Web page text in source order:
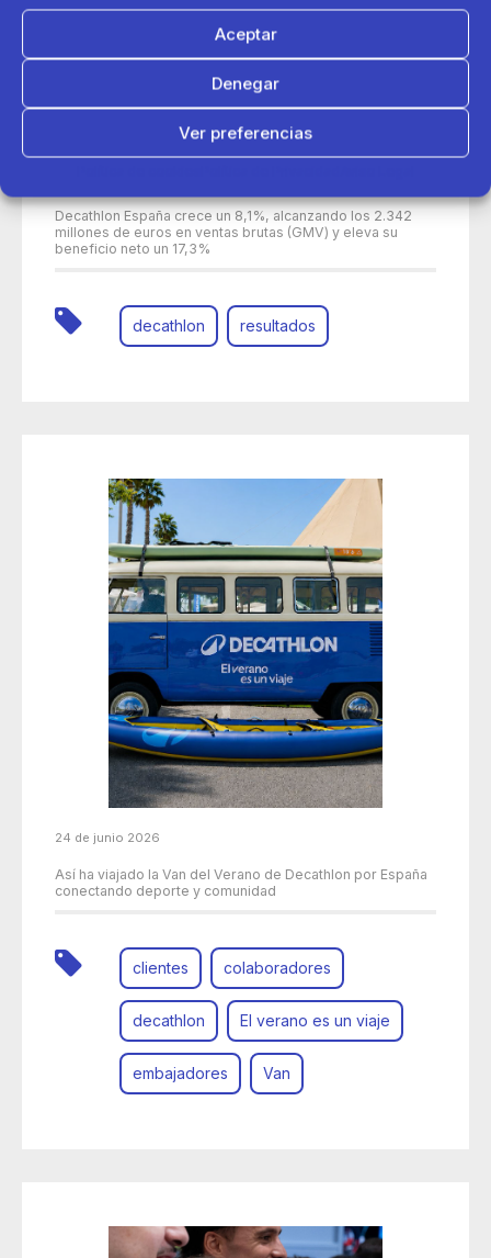
Aceptar
Denegar
Ver preferencias
Decathlon España crece un 8,1%, alcanzando los 2.342
millones de euros en ventas brutas (GMV) y eleva su
beneficio neto un 17,3%
decathlon resultados
24 de junio 2026
Así ha viajado la Van del Verano de Decathlon por España
conectando deporte y comunidad
clientes colaboradores
decathlon El verano es un viaje
embajadores Van